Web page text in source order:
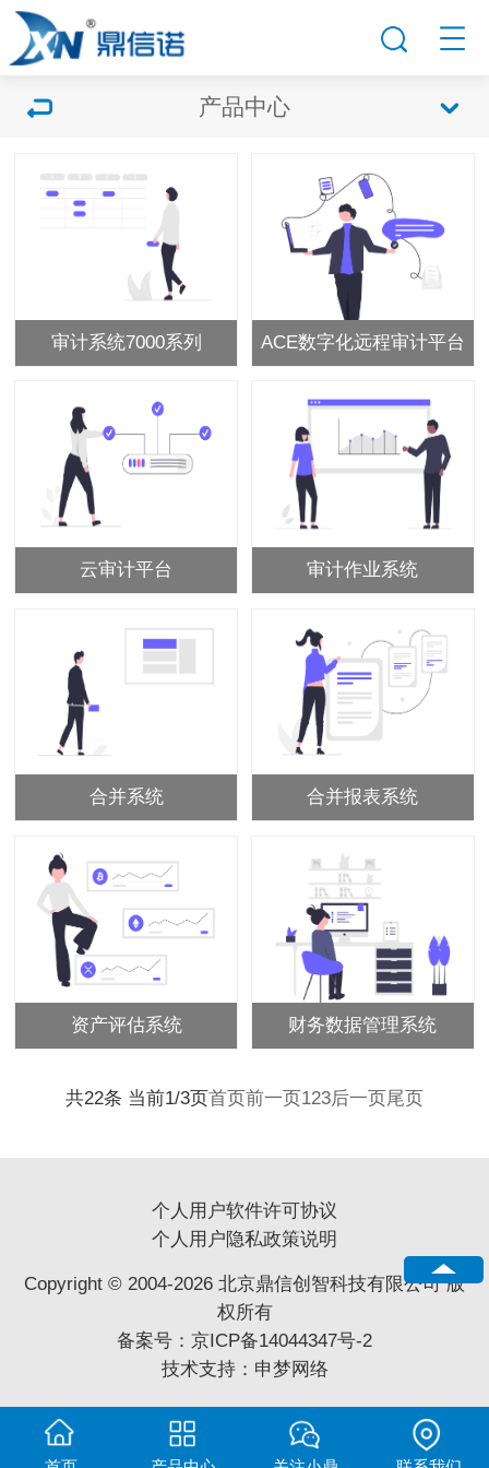
产品中心
审计系统7000系列 ACE数字化远程审计平台
云审计平台 审计作业系统
合并系统 合并报表系统
资产评估系统 财务数据管理系统
共22条 当前1/3页首页前一页 123后一页 尾页
个人用户软件许可协议
个人用户隐私政策说明
Copyright © 2004-2026 北京鼎信创智科技有限公司 版
权所有
备案号： 京ICP备14044347号-2
技术支持： 申梦网络